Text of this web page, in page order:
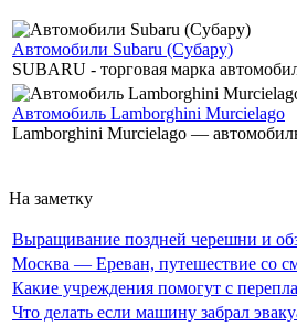
Автомобили Subaru (Субару)
SUBARU - торговая марка
Автомобиль Lamborghini Murcielago
Lamborghini Murcielago —
На заметку
Выращивание поздней черешни и
Москва — Ереван, путешествие со
Какие учреждения помогут с
Что делать если машину забрал